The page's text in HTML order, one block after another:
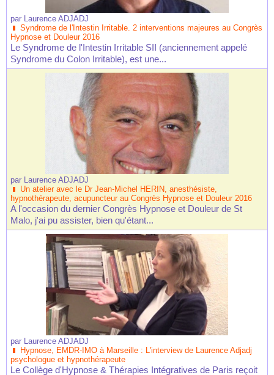
par Laurence ADJADJ
Syndrome de l'Intestin Irritable. 2 interventions majeures au Congrès
Hypnose et Douleur 2016
Le Syndrome de l'Intestin Irritable SII (anciennement appelé
Syndrome du Colon Irritable), est une...
par Laurence ADJADJ
Un atelier avec le Dr Jean-Michel HERIN, anesthésiste,
hypnothérapeute, acupuncteur au Congrès Hypnose et Douleur 2016
A l'occasion du dernier Congrès Hypnose et Douleur de St
Malo, j'ai pu assister, bien qu'étant...
par Laurence ADJADJ
Hypnose, EMDR-IMO à Marseille : L'interview de Laurence Adjadj
psychologue et hypnothérapeute
Le Collège d'Hypnose & Thérapies Intégratives de Paris reçoit